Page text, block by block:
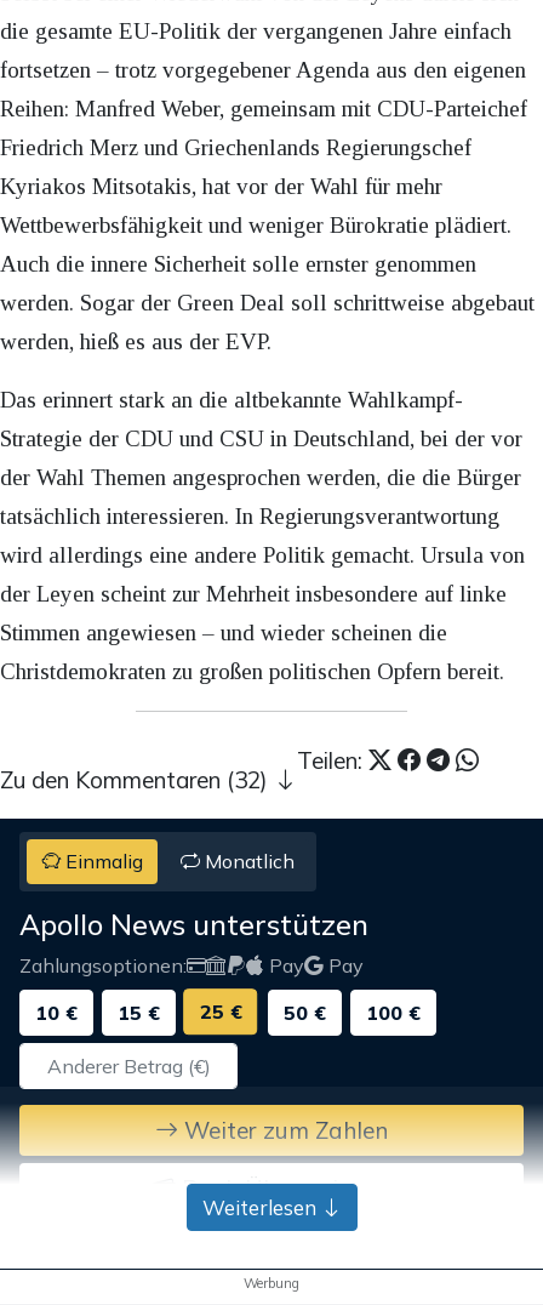
die gesamte EU-Politik der vergangenen Jahre einfach
fortsetzen – trotz vorgegebener Agenda aus den eigenen
Reihen: Manfred Weber, gemeinsam mit CDU-Parteichef
Friedrich Merz und Griechenlands Regierungschef
Kyriakos Mitsotakis, hat vor der Wahl für mehr
Wettbewerbsfähigkeit und weniger Bürokratie plädiert.
Auch die innere Sicherheit solle ernster genommen
werden. Sogar der Green Deal soll schrittweise abgebaut
werden, hieß es aus der EVP.
Das erinnert stark an die altbekannte Wahlkampf-
Strategie der CDU und CSU in Deutschland, bei der vor
der Wahl Themen angesprochen werden, die die Bürger
tatsächlich interessieren. In Regierungsverantwortung
wird allerdings eine andere Politik gemacht. Ursula von
der Leyen scheint zur Mehrheit insbesondere auf linke
Stimmen angewiesen – und wieder scheinen die
Christdemokraten zu großen politischen Opfern bereit.
Teilen:
Zu den Kommentaren (32)
Einmalig Monatlich
Apollo News unterstützen
Zahlungsoptionen: Pay
Pay
10 €
15 € 25 € 50 € 100 €
Weiter zum Zahlen
Bank-Überweisung
Weiterlesen
Werbung